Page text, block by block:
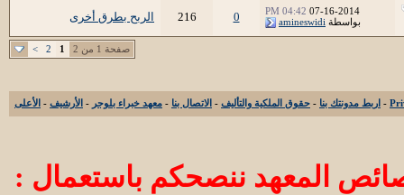
07-16-2014
04:42 PM
بواسطة amineswidi
0
216 الربح بطرق أخرى
صفحة 1 من 2 1
2
>
- اربط مدونتك بنا - حقوق الملكية والتأليف - الاتصال بنا - معهد خبراء بلوجر - الأرشيف - الأعلى
المعهد ننصحكم باستعمال :